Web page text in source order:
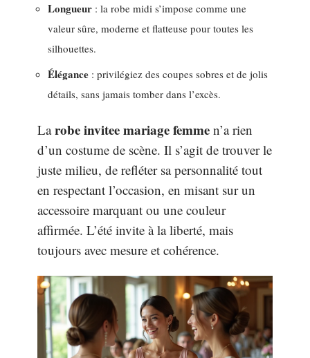
Longueur : la robe midi s’impose comme une
valeur sûre, moderne et flatteuse pour toutes les
silhouettes.
Élégance : privilégiez des coupes sobres et de jolis
détails, sans jamais tomber dans l’excès.
Larobe invitee mariage femme n’a rien
d’un costume de scène. Il s’agit de trouver le
juste milieu, de refléter sa personnalité tout
en respectant l’occasion, en misant sur un
accessoire marquant ou une couleur
affirmée. L’été invite à la liberté, mais
toujours avec mesure et cohérence.